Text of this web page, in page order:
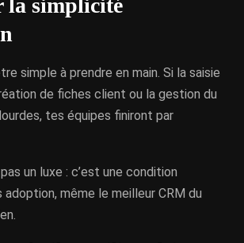
la simplicité
simple à prendre en main. Si la saisie
de fiches client ou la gestion du
tes équipes finiront par
un luxe : c’est une condition
adoption, même le meilleur CRM du